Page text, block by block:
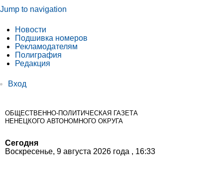
Jump to navigation
Новости
Подшивка номеров
Рекламодателям
Полиграфия
Редакция
Вход
ОБЩЕСТВЕННО-ПОЛИТИЧЕСКАЯ ГАЗЕТА
НЕНЕЦКОГО АВТОНОМНОГО ОКРУГА
Сегодня
Воскресенье, 9 августа 2026 года , 16:33